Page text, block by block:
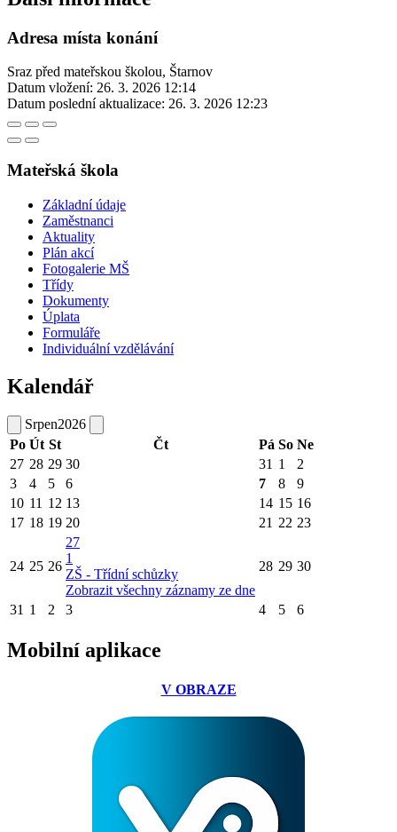
Adresa místa konání
Sraz před mateřskou školou, Štarnov
Datum vložení: 26. 3. 2026 12:14
Datum poslední aktualizace: 26. 3. 2026 12:23
Mateřská škola
Základní údaje
Zaměstnanci
Aktuality
Plán akcí
Fotogalerie MŠ
Třídy
Dokumenty
Úplata
Formuláře
Individuální vzdělávání
Kalendář
Srpen2026
Po Út St Čt Pá So Ne
27 28 29 30 31 1
2
3
4 5 6 7 8
9
10 11 12 13 14 15 16
17 18 19 20 21 22 23
24 25 26
27
1
ZŠ - Třídní schůzky
Zobrazit všechny záznamy ze dne
28 29 30
31 1 2 3 4 5 6
Mobilní aplikace
V OBRAZE